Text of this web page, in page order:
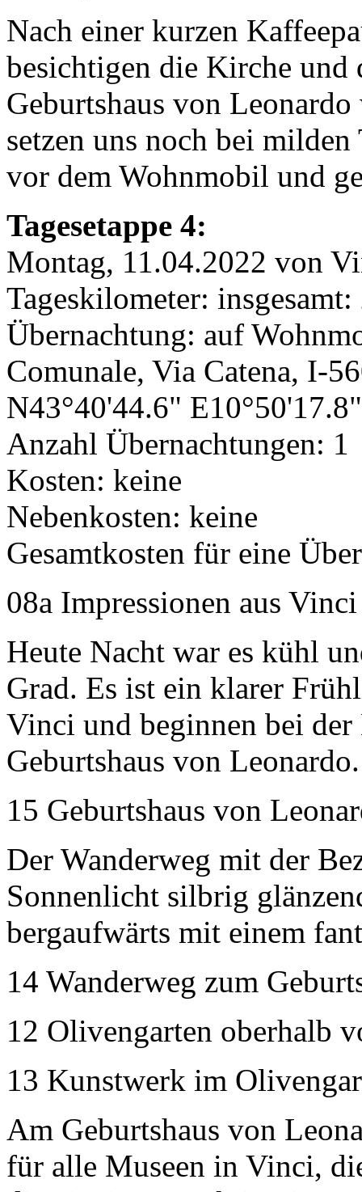
Nach einer kurzen
besichtigen die Kirche und
Geburtshaus von
setzen uns noch bei
vor dem Wohnmobil und
Tagesetappe 4:
Montag, 11.04.2022 von
Tageskilometer:
Übernachtung: auf
Comunale, Via Catena, I-
N43°40'44.6" E10°50'17.8"
Anzahl Übernachtungen: 1
Kosten: keine
Nebenkosten: keine
Gesamtkosten für eine
08a Impressionen aus Vinci
Heute Nacht war es kühl
Grad. Es ist ein klarer
Vinci und beginnen bei der
Geburtshaus von Leonardo.
15 Geburtshaus von
Der Wanderweg mit der
Sonnenlicht silbrig
bergaufwärts mit einem
14 Wanderweg zum
12 Olivengarten oberhalb
13 Kunstwerk im
Am Geburtshaus von
für alle Museen in Vinci,